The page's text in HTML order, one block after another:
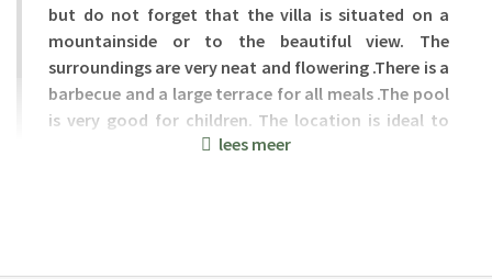
but do not forget that the villa is situated on a
mountainside or to the beautiful view. The
surroundings are very neat and flowering .There is a
barbecue and a large terrace for all meals .The pool
is very good for children. The location is ideal to
lees meer